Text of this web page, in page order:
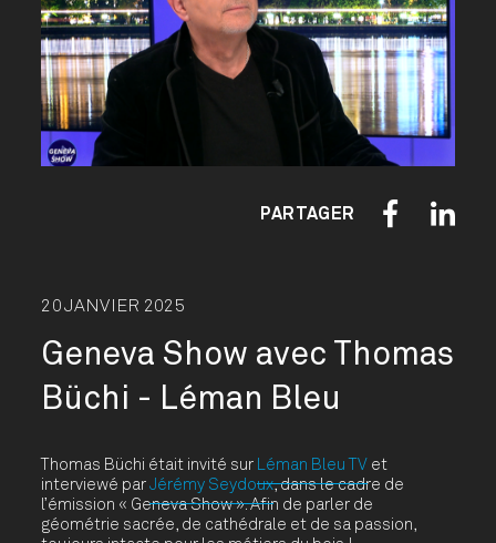
20 JANVIER 2025
Geneva Show avec Thomas
Büchi - Léman Bleu
Thomas Büchi était invité sur Léman Bleu TV et
interviewé parJérémy Seydoux, dans le cadre de
l’émission « Geneva Show ». Afin de parler de
géométrie sacrée, de cathédrale et de sa passion,
PARTAGER